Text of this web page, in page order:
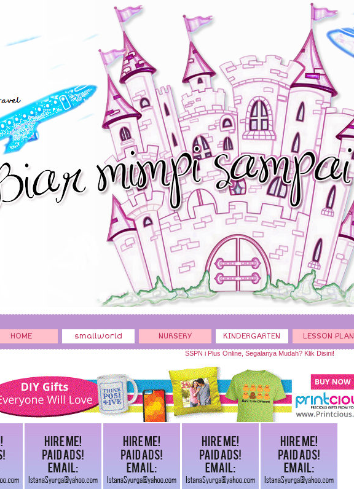
Terbang
inggeris saya hancur maka bahasa melayu saya lagi hancur. Maaf.
HOME smallworld NURSERY KINDERGARTEN LESSON PLAN
SSPN i Plus Online, Segalanya Mudah? Klik Disini!